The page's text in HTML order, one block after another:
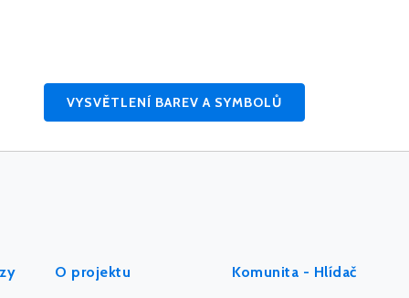
VYSVĚTLENÍ BAREV A SYMBOLŮ
O projektu Komunita - Hlídač